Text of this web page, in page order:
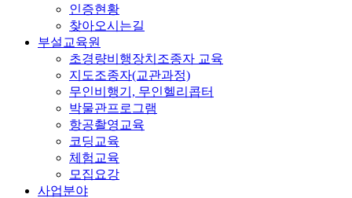
인증현황
찾아오시는길
부설교육원
초경량비행장치조종자 교육
지도조종자(교관과정)
무인비행기, 무인헬리콥터
박물관프로그램
항공촬영교육
코딩교육
체험교육
모집요강
사업분야